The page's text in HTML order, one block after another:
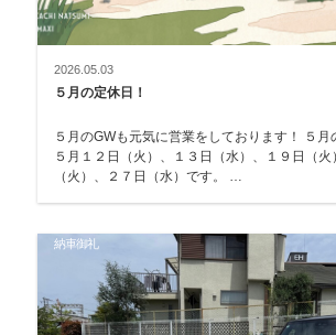
2026.05.03
５月の定休日！
５月のGWも元気に営業をしております！ ５月の定休日ですが、
５月１２日（火）、１３日（水）、１９日（火
納車御礼